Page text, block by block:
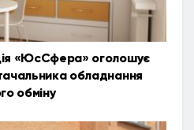
«ЮсСфера» оголошує
обладнання
обміну